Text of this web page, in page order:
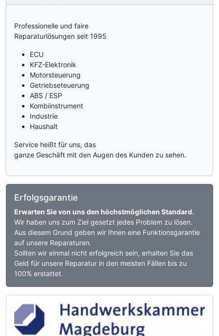
Professionelle und faire
Reparaturlösungen seit 1995
ECU
KFZ-Elektronik
Motorsteuerung
Getriebseteuerung
ABS / ESP
Kombiinstrument
Industrie
Haushalt
Service heißt für uns, das
ganze Geschäft mit den Augen des Kunden zu sehen.
Erfolgsgarantie
Erwarten Sie von uns den höchstmöglichen Standard.
Wir haben uns zum Ziel gesetzt jedes Problem zu lösen.
Aus diesem Grund geben wir Ihnen eine Funktionsgarantie
auf unsere Reparaturen.
Sollten wir einmal nicht erfolgreich sein, erhalten Sie das
Geld für unsere Reparatur in den meisten Fällen bis zu
100% erstattet.